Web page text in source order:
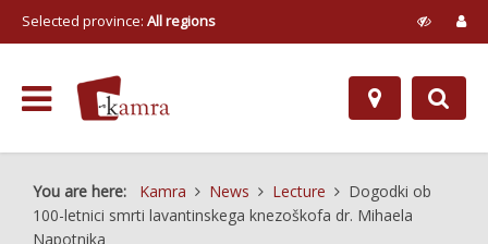
Selected province: All regions
You are here: Kamra News Lecture
Dogodki ob
100-letnici smrti lavantinskega knezoškofa dr. Mihaela
Napotnika